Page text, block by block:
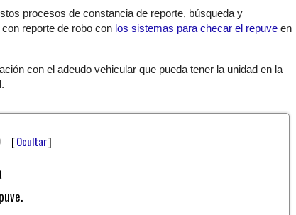
procesos de constancia de reporte, búsqueda y
reporte de robo con los sistemas para checar el repuve en
con el adeudo vehicular que pueda tener la unidad en la
[Ocultar]